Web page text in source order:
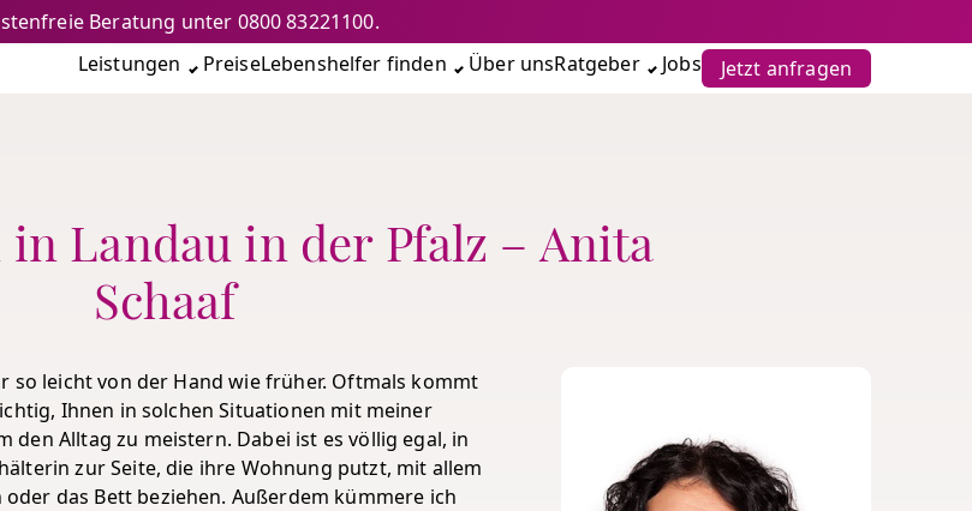
Leistungen PreiseLebenshelfer finden Über unsRatgeber Jobs Jetzt anfragen
Beratung unter 0800 83221100.
Landau in der Pfalz – Anita
Schaaf
leicht von der Hand wie früher. Oftmals kommt
Ihnen in solchen Situationen mit meiner
Alltag zu meistern. Dabei ist es völlig egal, in
zur Seite, die ihre Wohnung putzt, mit allem
das Bett beziehen. Außerdem kümmere ich